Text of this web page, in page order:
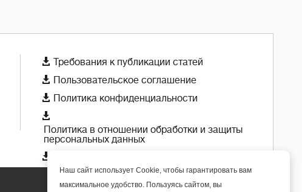
 Требования к публикации статей
 Пользовательское соглашение
 Политика конфиденциальности

Политика в отношении обработки и защиты
персональных данных

Наш сайт использует Cookie, чтобы гарантировать вам
максимальное удобство. Пользуясь сайтом, вы